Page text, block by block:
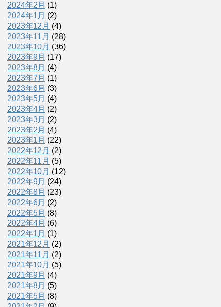
2024年2月 (1)
2024年1月 (2)
2023年12月 (4)
2023年11月 (28)
2023年10月 (36)
2023年9月 (17)
2023年8月 (4)
2023年7月 (1)
2023年6月 (3)
2023年5月 (4)
2023年4月 (2)
2023年3月 (2)
2023年2月 (4)
2023年1月 (22)
2022年12月 (2)
2022年11月 (5)
2022年10月 (12)
2022年9月 (24)
2022年8月 (23)
2022年6月 (2)
2022年5月 (8)
2022年4月 (6)
2022年1月 (1)
2021年12月 (2)
2021年11月 (2)
2021年10月 (5)
2021年9月 (4)
2021年8月 (5)
2021年5月 (8)